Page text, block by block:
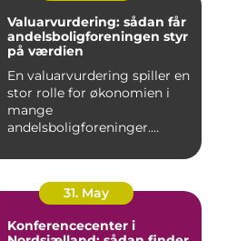
Valuarvurdering: sådan får
andelsboligforeningen styr
på værdien
En valuarvurdering spiller en
stor rolle for økonomien i
mange
andelsboligforeninger.
31. May
Konferencecenter i